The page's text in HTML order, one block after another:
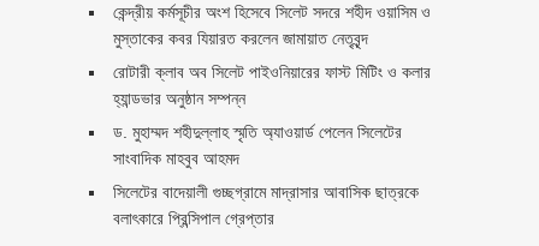
কেন্দ্রীয় কর্মসূচীর অংশ হিসেবে সিলেট সদরে শহীদ ওয়াসিম ও
মুস্তাকের কবর যিয়ারত করলেন জামায়াত নেতৃবৃন্দ ‎
রোটারী ক্লাব অব সিলেট পাইওনিয়ারের ফাস্ট মিটিং ও কলার
হ্যান্ডভার অনুষ্ঠান সম্পন্ন
ড. মুহাম্মদ শহীদুল্লাহ স্মৃতি অ্যাওয়ার্ড পেলেন সিলেটের
সাংবাদিক মাহবুব আহমদ
সিলেটের বাদেয়ালী গুচ্ছগ্রামে মাদ্রাসার আবাসিক ছাত্রকে
বলাৎকারে প্রিন্সিপাল গ্রেপ্তার ‎